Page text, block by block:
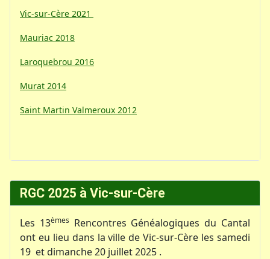
RGC 2025 à Vic-sur-Cère
Les 13èmes Rencontres Généalogiques du Cantal
ont eu lieu dans la ville de Vic-sur-Cère les samedi
19 et dimanche 20 juillet 2025 .
Vic-sur-Cère 2021
Mauriac 2018
Laroquebrou 2016
Murat 2014
Saint Martin Valmeroux 2012